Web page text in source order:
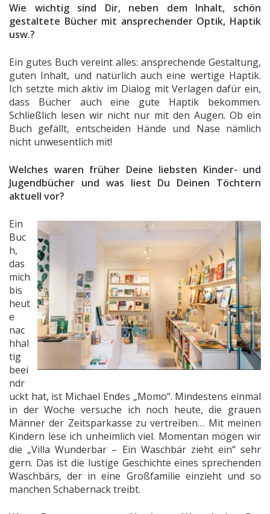
Wie wichtig sind Dir, neben dem Inhalt, schön
gestaltete Bücher mit ansprechender Optik, Haptik
usw.?
Ein gutes Buch vereint alles: ansprechende Gestaltung,
guten Inhalt, und natürlich auch eine wertige Haptik.
Ich setzte mich aktiv im Dialog mit Verlagen dafür ein,
dass Bücher auch eine gute Haptik bekommen.
Schließlich lesen wir nicht nur mit den Augen. Ob ein
Buch gefällt, entscheiden Hände und Nase nämlich
nicht unwesentlich mit!
Welches waren früher Deine liebsten Kinder- und
Jugendbücher und was liest Du Deinen Töchtern
aktuell vor?
Ein
Buc
h,
das
mich
bis
heut
e
nac
hhal
tig
beei
ndr
uckt hat, ist Michael Endes „Momo“. Mindestens einmal
in der Woche versuche ich noch heute, die grauen
Männer der Zeitsparkasse zu vertreiben… Mit meinen
Kindern lese ich unheimlich viel. Momentan mögen wir
die „Villa Wunderbar – Ein Waschbär zieht ein“ sehr
gern. Das ist die lustige Geschichte eines sprechenden
Waschbärs, der in eine Großfamilie einzieht und so
manchen Schabernack treibt.